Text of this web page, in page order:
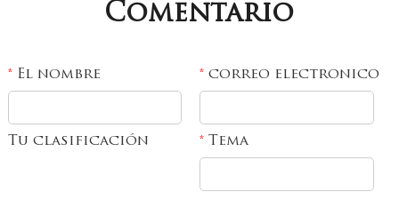
Comentario
*El nombre *correo electronico
Tu clasificación *Tema